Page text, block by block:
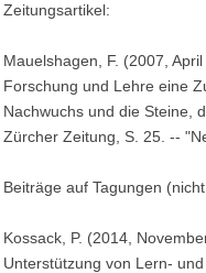
Zeitungsartikel:
Mauelshagen, F. (2007,
Forschung und Lehre eine
Nachwuchs und die Steine,
Zürcher Zeitung, S. 25. --
Beiträge auf Tagungen
Kossack, P. (2014,
Unterstützung von Lern-